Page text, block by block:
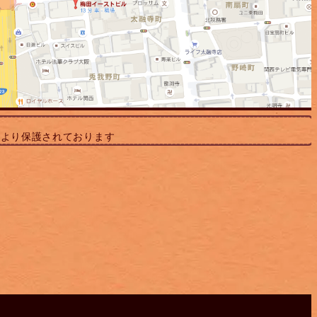
り保護されております